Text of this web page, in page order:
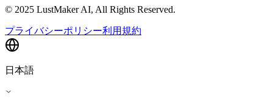
© 2025 LustMaker AI, All Rights Reserved.
プライバシーポリシー利用規約
日本語